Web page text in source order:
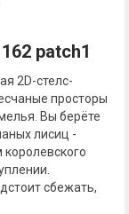
patch1
2D-стелс-
просторы
Вы берёте
лисиц -
сбежать,